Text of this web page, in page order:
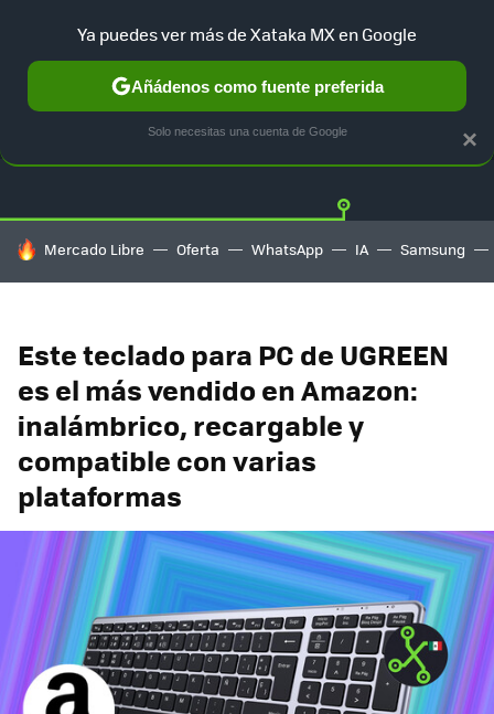
GUÍA DE COMPRAS MERCADO LIBRE
HOY SE HABLA DE
Mercado Libre Oferta WhatsApp IA Samsung
Este teclado para PC de UGREEN
es el más vendido en Amazon:
inalámbrico, recargable y
compatible con varias
plataformas
×
Ya puedes ver más de Xataka MX en Google
Añádenos como fuente preferida
Solo necesitas una cuenta de Google